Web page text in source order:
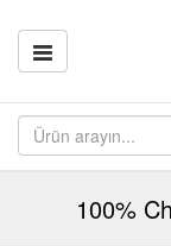
100%